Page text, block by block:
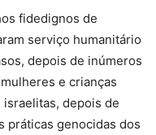
fidedignos de
serviço humanitário
depois de inúmeros
e crianças
israelitas, depois de
práticas genocidas dos